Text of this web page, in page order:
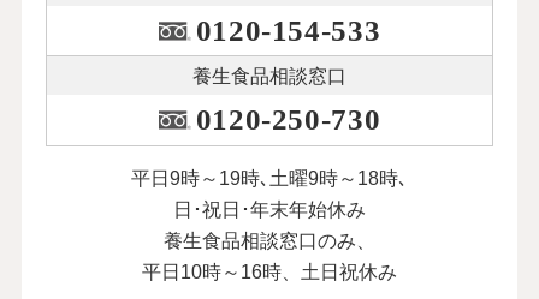
0120-154-533
養生食品相談窓口
0120-250-730
平日9時～19時､土曜9時～18時､
日･祝日･年末年始休み
養生食品相談窓口のみ、
平日10時～16時、土日祝休み